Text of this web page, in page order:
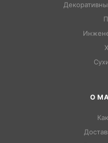
О